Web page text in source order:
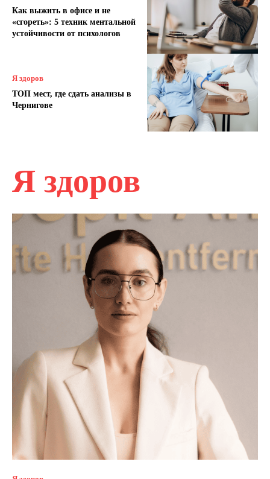
Как выжить в офисе и не
«сгореть»: 5 техник ментальной
устойчивости от психологов
Я здоров
ТОП мест, где сдать анализы в
Чернигове
Я здоров